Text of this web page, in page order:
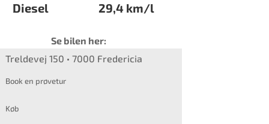
Diesel 29,4 km/l
Se bilen her:
Treldevej 150
7000 Fredericia
Book en prøvetur
Køb